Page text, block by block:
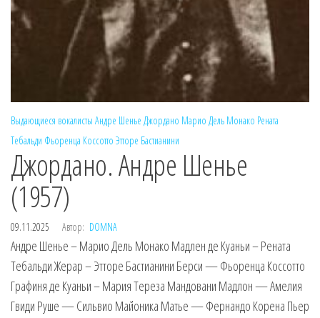
Выдающиеся вокалисты Андре Шенье Джордано Марио Дель Монако Рената
Тебальди Фьоренца Коссотто Этторе Бастианини
Джордано. Андре Шенье
(1957)
09.11.2025 Автор: DOMNA
Андре Шенье – Марио Дель Монако Мадлен де Куаньи – Рената
Тебальди Жерар – Этторе Бастианини Берси — Фьоренца Коссотто
Графиня де Куаньи – Мария Тереза Мандовани Мадлон — Амелия
Гвиди Руше — Сильвио Майоника Матье — Фернандо Корена Пьер